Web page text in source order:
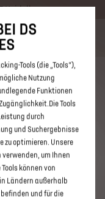
Heidelberg
E-Autos und Plug-In-
>>
DS 3 UND
VON DS
DS
Tools (die „Tools“),
Nutzung
Funktionen
Tools
durch
und Suchergebnisse
zu optimieren. Unsere
um Ihnen
können von
Ländern außerhalb
und für die